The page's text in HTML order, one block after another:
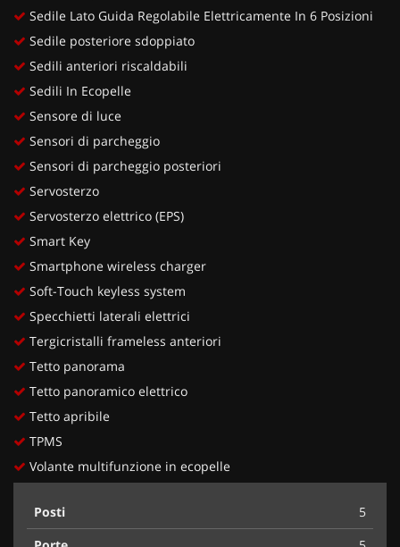
Sedile Lato Guida Regolabile Elettricamente In 6 Posizioni
Sedile posteriore sdoppiato
Sedili anteriori riscaldabili
Sedili In Ecopelle
Sensore di luce
Sensori di parcheggio
Sensori di parcheggio posteriori
Servosterzo
Servosterzo elettrico (EPS)
Smart Key
Smartphone wireless charger
Soft-Touch keyless system
Specchietti laterali elettrici
Tergicristalli frameless anteriori
Tetto panorama
Tetto panoramico elettrico
Tetto apribile
TPMS
Volante multifunzione in ecopelle
Posti
5